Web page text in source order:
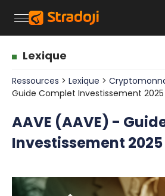
Lexique
Ressources > Lexique >
Guide Complet Investissement
AAVE (AAVE) -
Investissement